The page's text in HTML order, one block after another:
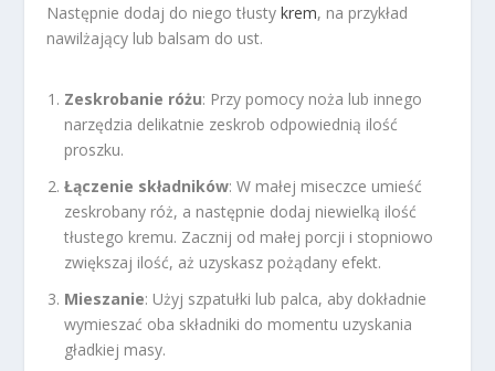
Następnie dodaj do niego tłustykrem, na przykład
nawilżający lub balsam do ust.
Zeskrobanie różu: Przy pomocy noża lub innego
narzędzia delikatnie zeskrob odpowiednią ilość
proszku.
Łączenie składników: W małej miseczce umieść
zeskrobany róż, a następnie dodaj niewielką ilość
tłustego kremu. Zacznij od małej porcji i stopniowo
zwiększaj ilość, aż uzyskasz pożądany efekt.
Mieszanie: Użyj szpatułki lub palca, aby dokładnie
wymieszać oba składniki do momentu uzyskania
gładkiej masy.